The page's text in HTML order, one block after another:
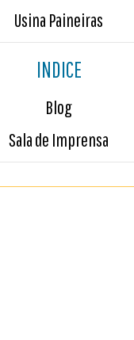
Usina Paineiras
INDICE
Blog
Sala de Imprensa